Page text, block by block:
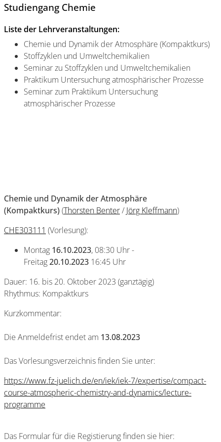
Studiengang Chemie
Liste der Lehrveranstaltungen:
Chemie und Dynamik der Atmosphäre (Kompaktkurs)
Stoffzyklen und Umweltchemikalien
Seminar zu Stoffzyklen und Umweltchemikalien
Praktikum Untersuchung atmosphärischer Prozesse
Seminar zum Praktikum Untersuchung
atmosphärischer Prozesse
Chemie und Dynamik der Atmosphäre
(Kompaktkurs)(Thorsten Benter/ Jörg Kleffmann)
CHE303111 (Vorlesung):
Montag 16.10.2023, 08:30 Uhr -
Freitag20.10.2023 16:45 Uhr
Dauer: 16. bis 20. Oktober 2023 (ganztägig)
Rhythmus: Kompaktkurs
Kurzkommentar:
Die Anmeldefrist endet am 13.08.2023
Das Vorlesungsverzeichnis finden Sie unter:
https://www.fz-juelich.de/en/iek/iek-7/expertise/compact-
course-atmospheric-chemistry-and-dynamics/lecture-
programme
Das Formular für die Registierung finden sie hier: